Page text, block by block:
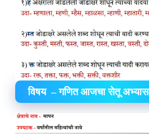
विषय – गणित आजचा सेतू अभ्यास